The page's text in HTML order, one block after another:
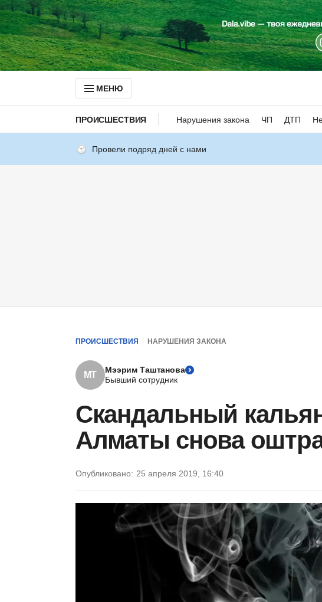
МЕНЮ
ПРОИСШЕСТВИЯ Нарушения закона ЧП ДТП
Провели подряд дней с нами
ПРОИСШЕСТВИЯ НАРУШЕНИЯ ЗАКОНА
МТ
Мээрим Таштанова
Бывший сотрудник
Скандальный
Алматы снова
Опубликовано: 25 апреля 2019, 16:40